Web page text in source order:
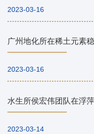
2023-03-16
2023-03-16
2023-03-14